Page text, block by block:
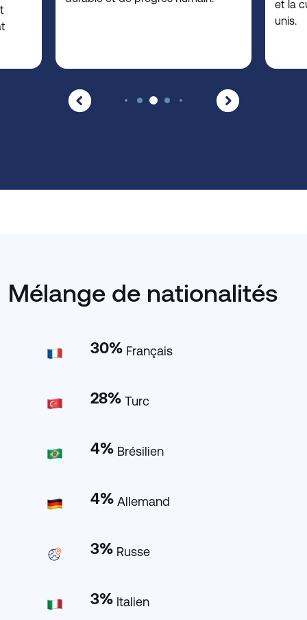
et la
unis.
Mélange de nationalités
30% Français
28% Turc
4% Brésilien
4% Allemand
3% Russe
3% Italien